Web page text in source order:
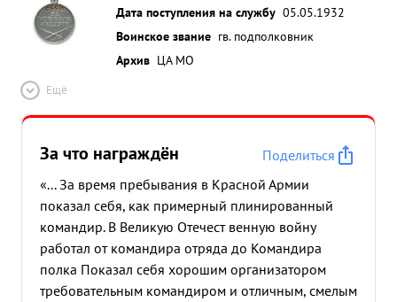
Дата поступления на службу 05.05.1932
Воинское звание гв. подполковник
Архив ЦА МО
Ещё
За что награждён
Поделиться
«... За время пребывания в Красной Армии
показал себя, как примерный плинированный
командир. В Великую Отечест венную войну
работал от командира отряда до Командира
полка Показал себя хорошим организатором
требовательным командиром и отличным, смелым